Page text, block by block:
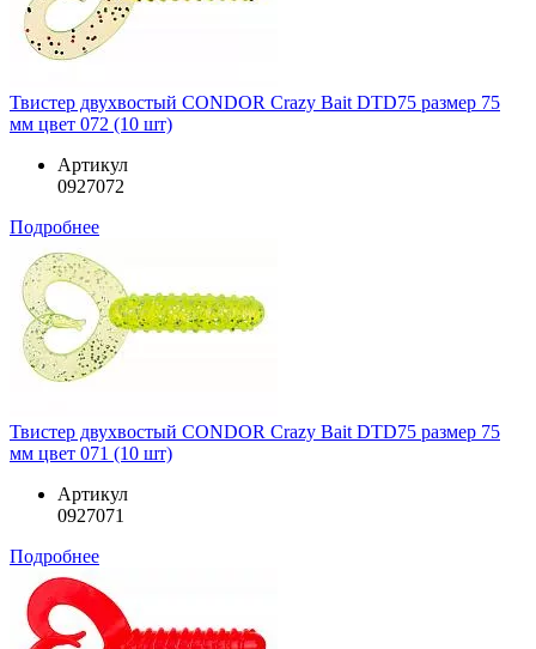
Твистер двухвостый CONDOR Crazy Bait DTD75 размер 75
мм цвет 072 (10 шт)
Артикул
0927072
Подробнее
Твистер двухвостый CONDOR Crazy Bait DTD75 размер 75
мм цвет 071 (10 шт)
Артикул
0927071
Подробнее